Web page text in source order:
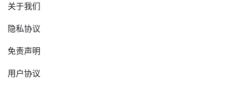
关于我们
隐私协议
免责声明
用户协议